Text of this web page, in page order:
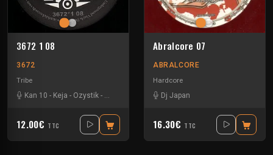
3672 1 08
3672
Tribe
Kan 10 - Keja - Ozystik - Yukai
12.00€ TTC
Abralcore 07
ABRALCORE
Hardcore
Dj Japan
16.30€ TTC